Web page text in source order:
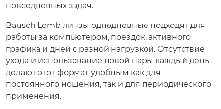
повседневных задач.
Bausch Lomb линзы однодневные подходят для
работы за компьютером, поездок, активного
графика и дней с разной нагрузкой. Отсутствие
ухода и использование новой пары каждый день
делают этот формат удобным как для
постоянного ношения, так и для периодического
применения.